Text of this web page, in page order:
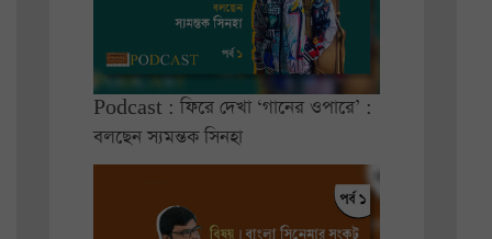
Podcast : ফিরে দেখা ‘গানের ওপারে’ :
বলছেন স্যমন্তক সিনহা